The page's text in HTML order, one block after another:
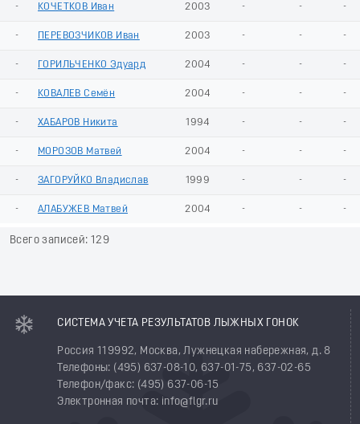
- КОЧЕТКОВ Иван 2003 - - -
- ПЕРЕВОЗЧИКОВ Иван 2003 - - -
- ГОРИЛЬЧЕНКО Эдуард 2004 - - -
- КОВАЛЕВ Семён 2004 - - -
- ХАБАРОВ Никита 1994 - - -
- МОРОЗОВ Матвей 2004 - - -
- ЗАГОРУЙКО Владислав 1999 - - -
- АЛАБУЖЕВ Матвей 2004 - - -
Всего записей: 129
СИСТЕМА УЧЕТА РЕЗУЛЬТАТОВ ЛЫЖНЫХ ГОНОК
Россия 119992, Москва, Лужнецкая набережная, д. 8
Телефоны: (495) 637-08-10, 637-01-75, 637-02-65
Телефон/факс: (495) 637-06-15
Электронная почта: info@flgr.ru